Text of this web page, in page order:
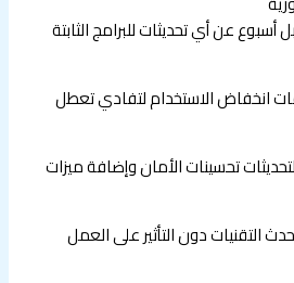
أسبوع عن أي تحديثات للبرامج الثابتة
انخفاض الاستخدام لتفادي تعطل
تحسينات الأمان وإضافة ميزات
التقنيات دون التأثير على العمل